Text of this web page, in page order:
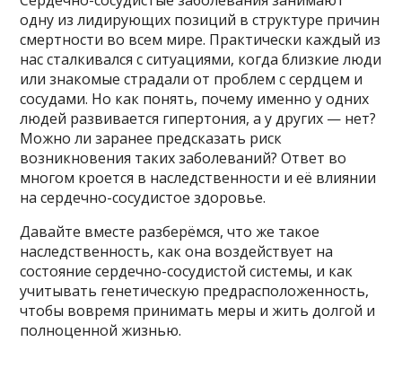
одну из лидирующих позиций в структуре причин
смертности во всем мире. Практически каждый из
нас сталкивался с ситуациями, когда близкие люди
или знакомые страдали от проблем с сердцем и
сосудами. Но как понять, почему именно у одних
людей развивается гипертония, а у других — нет?
Можно ли заранее предсказать риск
возникновения таких заболеваний? Ответ во
многом кроется в наследственности и её влиянии
на сердечно-сосудистое здоровье.
Давайте вместе разберёмся, что же такое
наследственность, как она воздействует на
состояние сердечно-сосудистой системы, и как
учитывать генетическую предрасположенность,
чтобы вовремя принимать меры и жить долгой и
полноценной жизнью.